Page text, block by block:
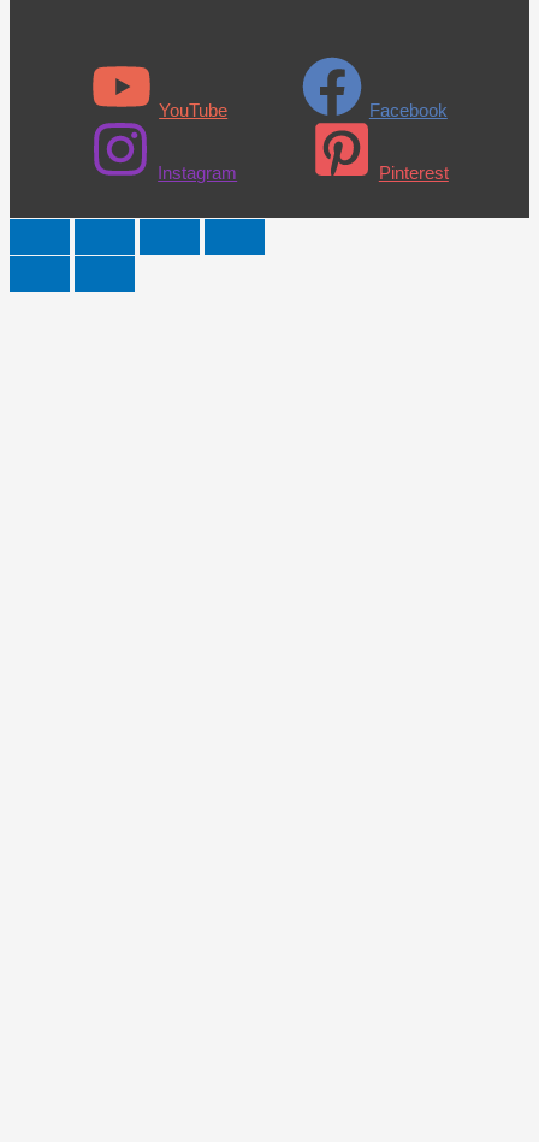
YouTube Facebook
Instagram Pinterest